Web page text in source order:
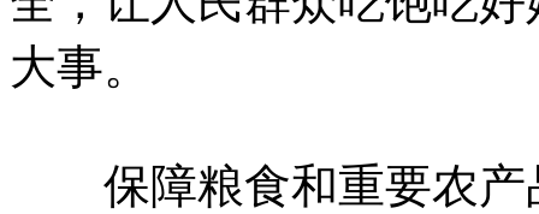
大事。
保障粮食和重要农产